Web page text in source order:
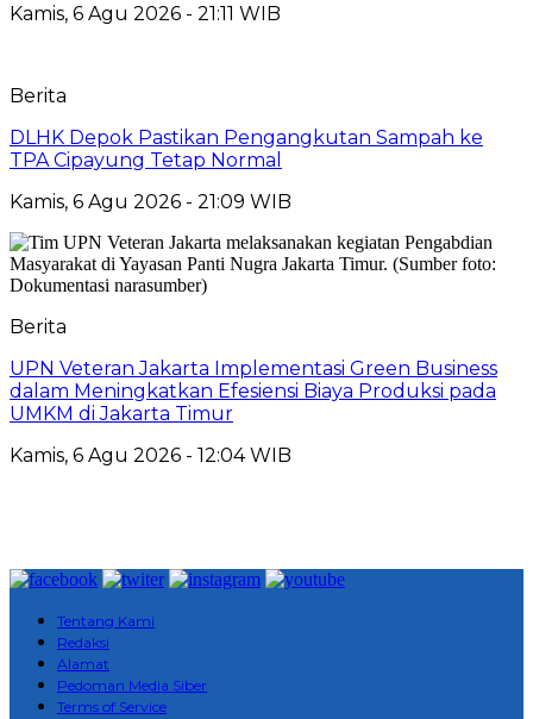
Kamis, 6 Agu 2026 - 21:11 WIB
Berita
DLHK Depok Pastikan Pengangkutan Sampah ke
TPA Cipayung Tetap Normal
Kamis, 6 Agu 2026 - 21:09 WIB
Berita
UPN Veteran Jakarta Implementasi Green Business
dalam Meningkatkan Efesiensi Biaya Produksi pada
UMKM di Jakarta Timur
Kamis, 6 Agu 2026 - 12:04 WIB
Tentang Kami
Redaksi
Alamat
Pedoman Media Siber
Terms of Service